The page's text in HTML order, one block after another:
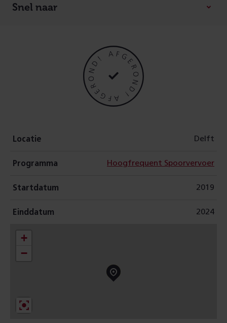
t
a
l
i
s
e
e
d
Snel naar
Locatie Delft
Programma Hoogfrequent Spoorvervoer
Startdatum 2019
Einddatum 2024
+
−